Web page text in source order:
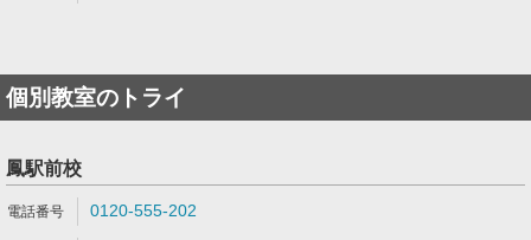
個別教室のトライ
鳳駅前校
0120-555-202